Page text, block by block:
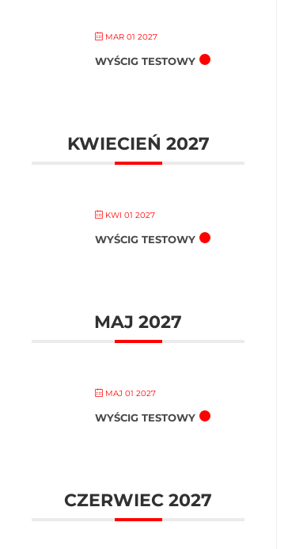
MAR 01 2027
WYŚCIG TESTOWY
KWIECIEŃ 2027
KWI 01 2027
WYŚCIG TESTOWY
MAJ 2027
MAJ 01 2027
WYŚCIG TESTOWY
CZERWIEC 2027